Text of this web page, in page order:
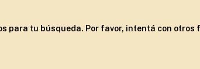
para tu búsqueda. Por favor, intentá con otros